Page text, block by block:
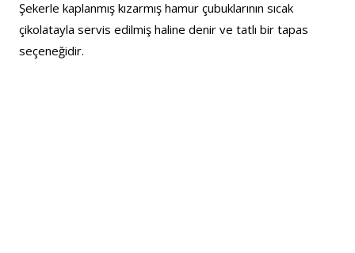
Şekerle kaplanmış kızarmış hamur çubuklarının sıcak
çikolatayla servis edilmiş haline denir ve tatlı bir tapas
seçeneğidir.